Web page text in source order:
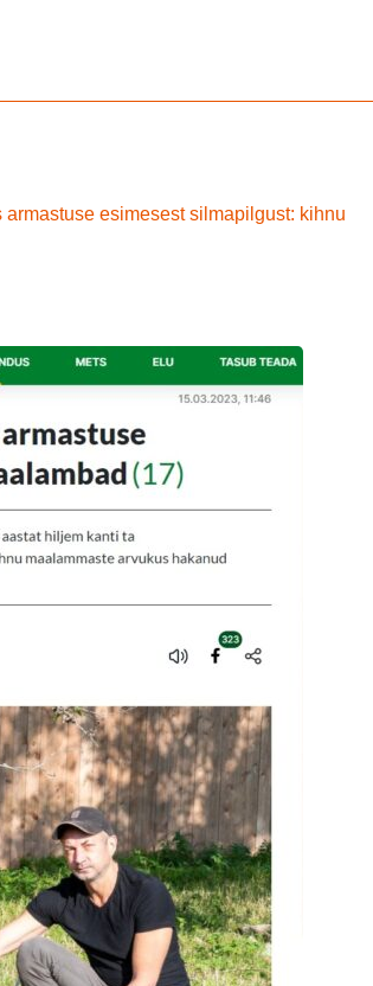
esimesest silmapilgust: kihnu